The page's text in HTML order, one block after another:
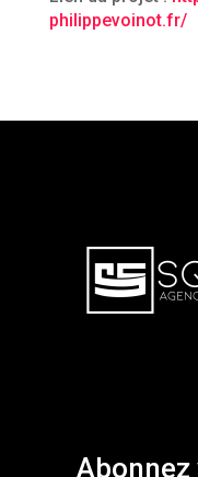
philippevoinot.fr/
Abonnez